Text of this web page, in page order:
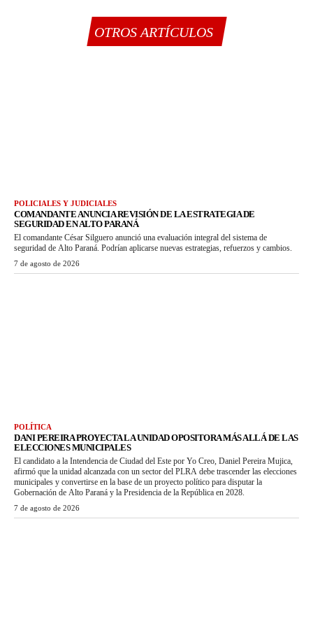
OTROS ARTÍCULOS
POLICIALES Y JUDICIALES
COMANDANTE ANUNCIA REVISIÓN DE LA ESTRATEGIA DE
SEGURIDAD EN ALTO PARANÁ
El comandante César Silguero anunció una evaluación integral del sistema de
seguridad de Alto Paraná. Podrían aplicarse nuevas estrategias, refuerzos y cambios.
7 de agosto de 2026
POLÍTICA
DANI PEREIRA PROYECTA LA UNIDAD OPOSITORA MÁS ALLÁ DE LAS
ELECCIONES MUNICIPALES
El candidato a la Intendencia de Ciudad del Este por Yo Creo, Daniel Pereira Mujica,
afirmó que la unidad alcanzada con un sector del PLRA debe trascender las elecciones
municipales y convertirse en la base de un proyecto político para disputar la
Gobernación de Alto Paraná y la Presidencia de la República en 2028.
7 de agosto de 2026